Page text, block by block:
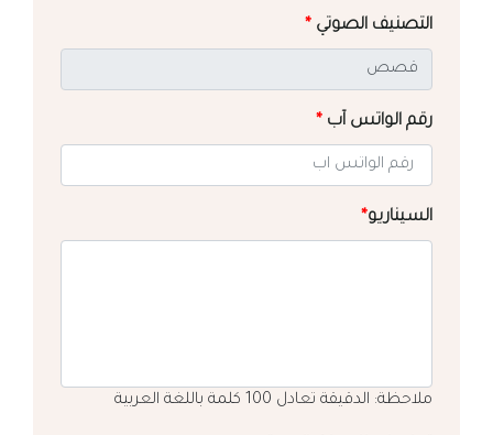
التصنيف الصوتي *
رقم الواتس آب *
السيناريو*
ملاحظة: الدقيقة تعادل 100 كلمة باللغة العربية